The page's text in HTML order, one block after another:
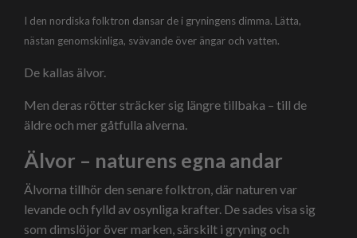
I den nordiska folktron dansar de i gryningens dimma. Lätta,
nästan genomskinliga, svävande över ängar och vatten.
De kallas älvor.
Men deras rötter sträcker sig längre tillbaka – till de
äldre och mer gåtfulla alverna.
Älvor – naturens egna andar
Älvorna tillhör den senare folktron, där naturen var
levande och fylld av osynliga krafter. De sades visa sig
som dimslöjor över marken, särskilt i gryning och